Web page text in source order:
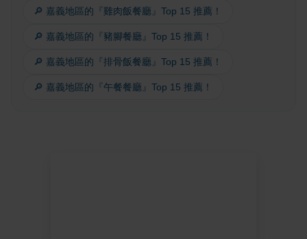
🔎 嘉義地區的『雞肉飯餐廳』Top 15 推薦！
🔎 嘉義地區的『豬腳餐廳』Top 15 推薦！
🔎 嘉義地區的『排骨飯餐廳』Top 15 推薦！
🔎 嘉義地區的『午餐餐廳』Top 15 推薦！